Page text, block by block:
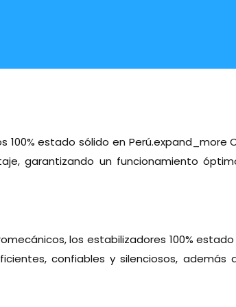
estado sólido en Perú.expand_more
garantizando un funcionamiento
los estabilizadores 100%
confiables y silenciosos, además